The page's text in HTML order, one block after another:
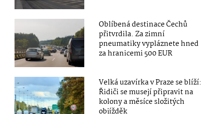
Oblíbená destinace Čechů
přitvrdila. Za zimní
pneumatiky vypláznete hned
za hranicemi 500 EUR
Velká uzavírka v Praze se blíží:
Řidiči se musejí připravit na
kolony a měsíce složitých